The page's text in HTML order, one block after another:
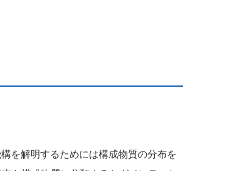
を解明するためには構成物質の分布を